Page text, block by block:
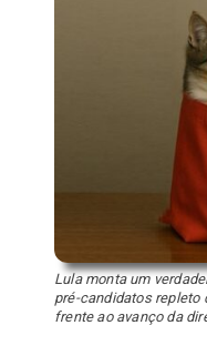
Lula monta um
pré-candidatos repleto
frente ao avanço da